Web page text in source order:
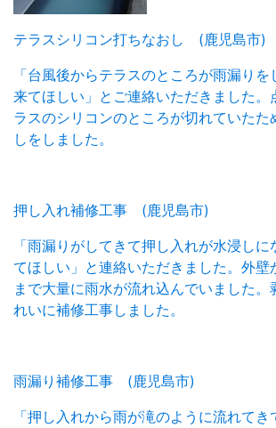
テラスシリコン打ちなおし (鹿児島市)
「台風後からテラスのところが雨漏り
来てほしい」とご連絡いただきました。
ラスのシリコンのところが切れていたた
しをしました。
押し入れ補修工事 (鹿児島市)
「雨漏りがしてきて押し入れが水浸し
てほしい」と連絡いただきました。外壁
まで大量に雨水が流れ込んでいました。
れいに補修工事しました。
雨漏り補修工事 (鹿児島市)
「押し入れから雨が滝のように流れて